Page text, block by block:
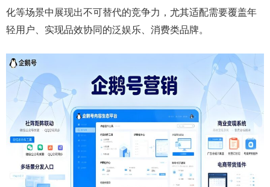
化等场景中展现出不可替代的竞争力，尤其适配需要覆盖年
轻用户、实现品效协同的泛娱乐、消费类品牌。